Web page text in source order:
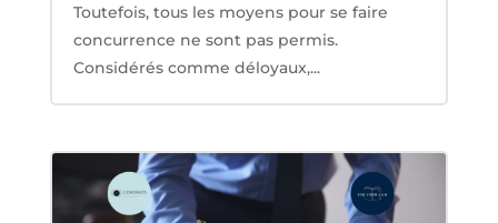
Toutefois, tous les moyens pour se faire
concurrence ne sont pas permis.
Considérés comme déloyaux,...